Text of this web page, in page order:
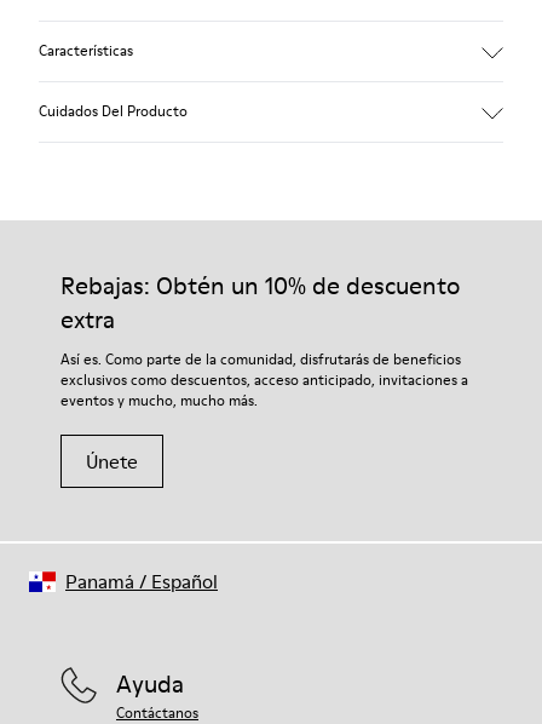
Características
Cuidados Del Producto
Nuestros zapatos se han fabricado con materiales de primera
garantizará que duren más tiempo.
Si deseas obtener información detallada sobre cómo cuidar de
tu par, visita nuestraGuía para el cuidado del calzado.
Rebajas: Obtén un 10% de descuento
extra
Así es. Como parte de la comunidad, disfrutarás de beneficios
exclusivos como descuentos, acceso anticipado, invitaciones a
eventos y mucho, mucho más.
Únete
Ayuda
Contáctanos
Panamá / Español